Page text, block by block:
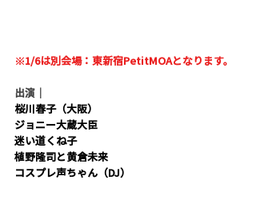
※1/6は別会場：東新宿PetitMOAとなります。
出演｜
桜川春子（大阪）
ジョニー大蔵大臣
迷い道くね子
植野隆司と黄倉未来
コスプレ声ちゃん（DJ）